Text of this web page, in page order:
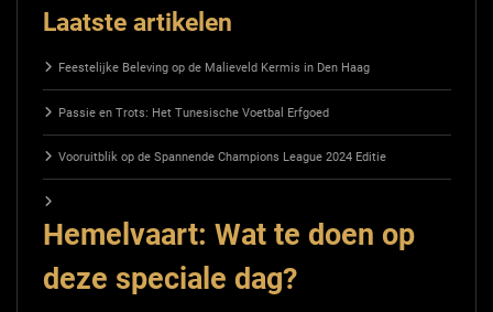
Laatste artikelen
Feestelijke Beleving op de Malieveld Kermis in Den Haag
Passie en Trots: Het Tunesische Voetbal Erfgoed
Vooruitblik op de Spannende Champions League 2024 Editie
Hemelvaart: Wat te doen op
deze speciale dag?